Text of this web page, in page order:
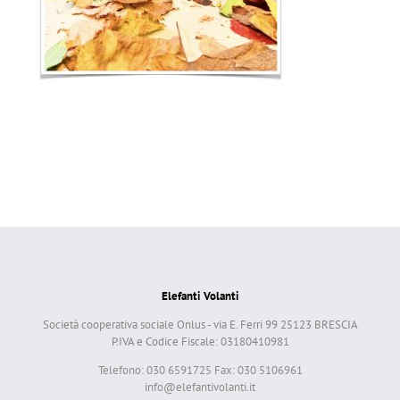
Elefanti Volanti
Società cooperativa sociale Onlus - via E. Ferri 99 25123 BRESCIA
P.IVA e Codice Fiscale: 03180410981
Telefono: 030 6591725 Fax: 030 5106961
info@elefantivolanti.it